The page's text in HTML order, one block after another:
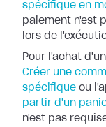
spécifique en
paiement n'est
lors de
Pour l'achat
Créer une
spécifique ou
partir d'un
n'est pas